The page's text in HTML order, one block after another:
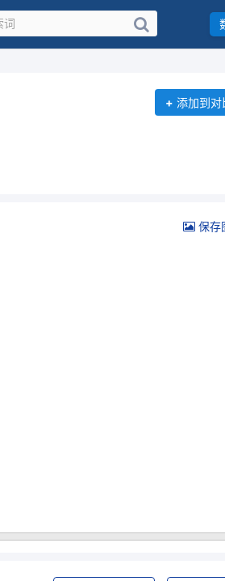
+ 添加到对
保存